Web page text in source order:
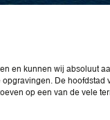
en kunnen wij absoluut
De hoofdstad
op een van de vele